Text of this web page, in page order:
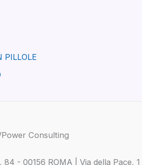
PILLOLE
Consulting
84 - 00156 ROMA | Via della Pace, 1